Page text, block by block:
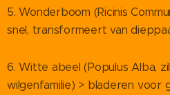
5. Wonderboom (Ricinis
snel, transformeert van
6. Witte abeel (Populus Alba,
wilgenfamilie) > bladeren